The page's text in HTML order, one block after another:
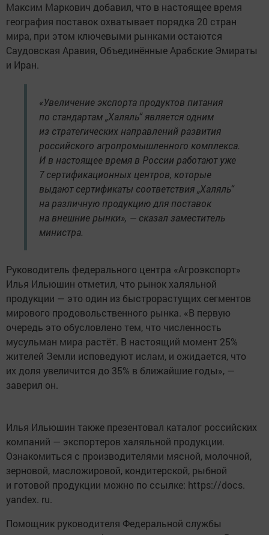
Максим Маркович добавил, что в настоящее время
география поставок охватывает порядка 20 стран
мира, при этом ключевыми рынками остаются
Саудовская Аравия, Объединённые Арабские Эмираты
и Иран.
«Увеличение экспорта продуктов питания
по стандартам „Халяль“ является одним
из стратегических направлений развития
российского агропромышленного комплекса.
И в настоящее время в России работают уже
7 сертификационных центров, которые
выдают сертификаты соответствия „Халяль“
на различную продукцию для поставок
на внешние рынки», — сказал заместитель
министра.
Руководитель федерального центра «Агроэкспорт»
Илья Ильюшин отметил, что рынок халяльной
продукции — это один из быстрорастущих сегментов
мирового продовольственного рынка. «В первую
очередь это обусловлено тем, что численность
мусульман мира растёт. В настоящий момент 25%
жителей Земли исповедуют ислам, и ожидается, что
их доля увеличится до 35% в ближайшие годы», —
заверил он.
Илья Ильюшин также презентовал каталог российских
компаний — экспортеров халяльной продукции.
Ознакомиться с производителями мясной, молочной,
зерновой, масложировой, кондитерской, рыбной
и готовой продукции можно по ссылке: https://docs.
yandex. ru.
Помощник руководителя Федеральной службы